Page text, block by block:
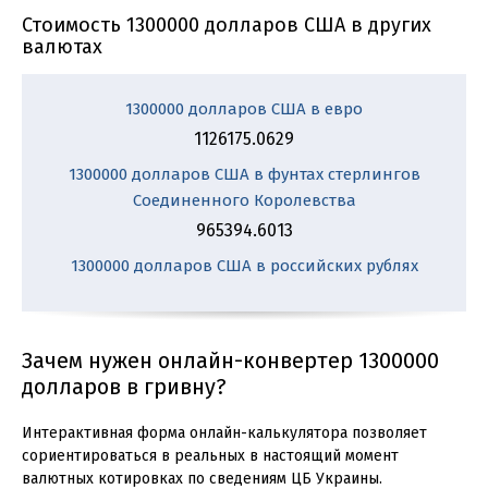
Стоимость 1300000 долларов США в других
валютах
1300000 долларов США в евро
1126175.0629
1300000 долларов США в фунтах стерлингов
Соединенного Королевства
965394.6013
1300000 долларов США в российских рублях
Зачем нужен онлайн-конвертер 1300000
долларов в гривну?
Интерактивная форма онлайн-калькулятора позволяет
сориентироваться в реальных в настоящий момент
валютных котировках по сведениям ЦБ Украины.